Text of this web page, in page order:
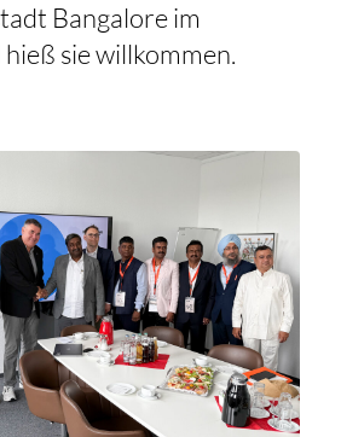
Bangalore im
sie willkommen.